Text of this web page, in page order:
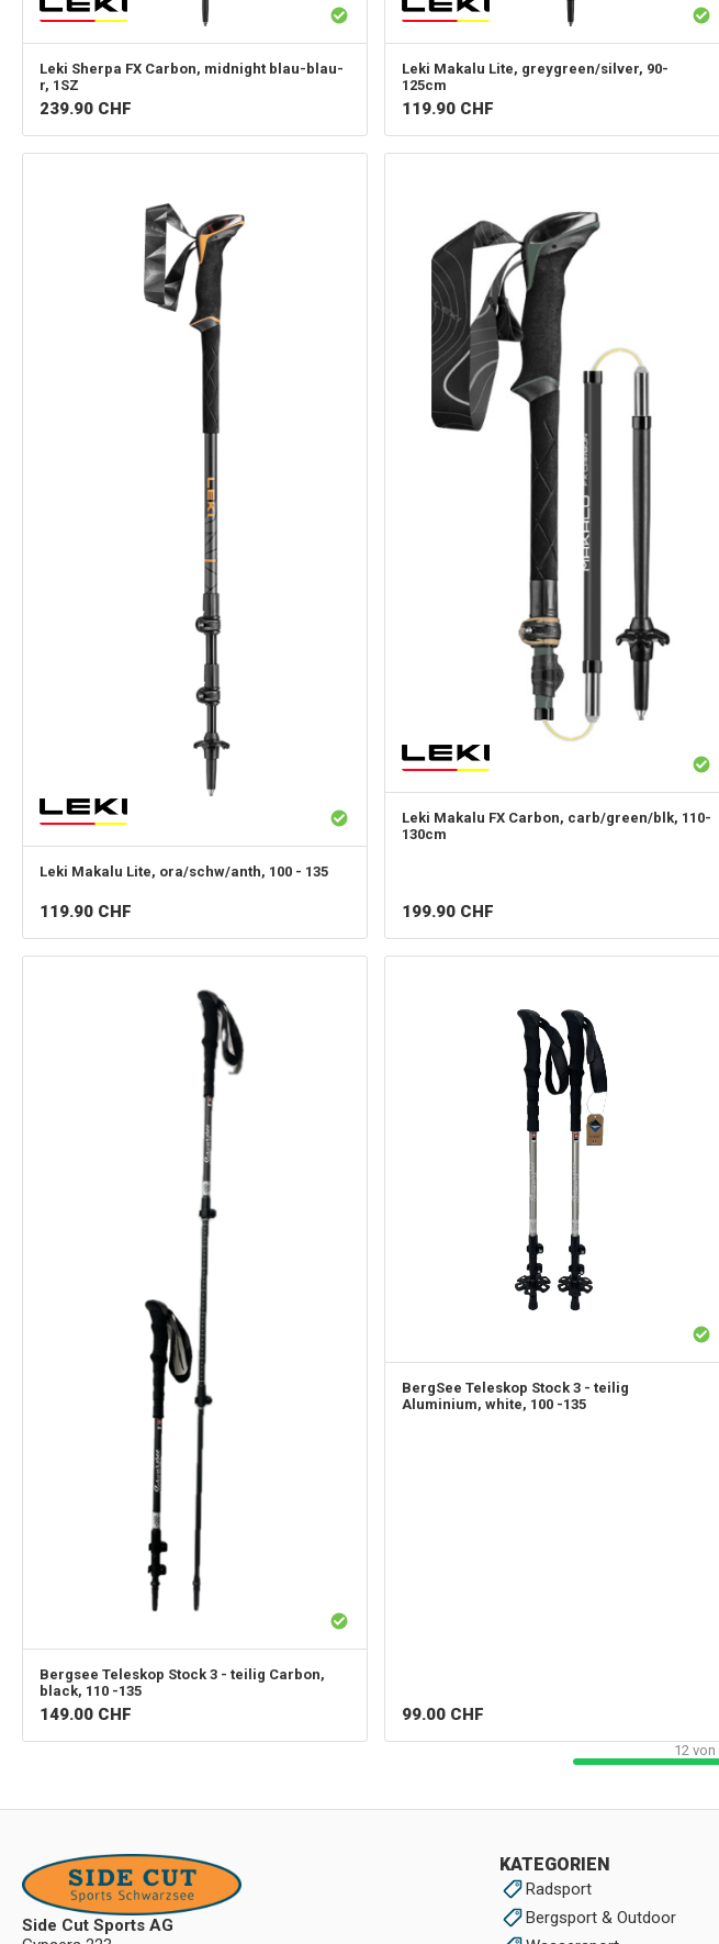
Leki Sherpa FX Carbon, midnight blau-blau-
r, 1SZ
239.90 CHF
Leki Makalu Lite, greygreen/silver, 90-
125cm
119.90 CHF
Leki Makalu Lite, ora/schw/anth, 100 - 135
119.90 CHF
Leki Makalu FX Carbon, carb/green/blk, 110-
130cm
199.90 CHF
Bergsee Teleskop Stock 3 - teilig Carbon,
black, 110 -135
149.00 CHF
BergSee Teleskop Stock 3 - teilig
Aluminium, white, 100 -135
99.00 CHF
12von
Side Cut Sports AG
KATEGORIEN
Radsport
Bergsport & Outdoor